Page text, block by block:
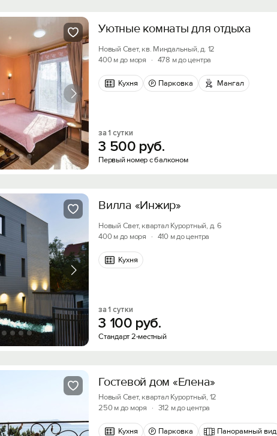
Уютные комнаты для отдыха
Новый Свет, кв. Миндальный, д. 12
400 м до моря
· 478 м до центра
Кухня Парковка Мангал
за 1 сутки
3 500 руб.
Первый номер с балконом
Вилла «Инжир»
Новый Свет, квартал Курортный, д. 6
400 м до моря
· 410 м до центра
Кухня
за 1 сутки
3 100 руб.
Стандарт 2-местный
Гостевой дом «Елена»
Новый Свет, квартал Курортный, 12
250 м до моря
· 312 м до центра
Кухня Парковка Панорамный вид